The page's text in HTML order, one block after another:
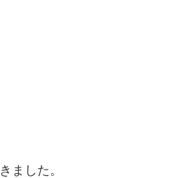
ました。